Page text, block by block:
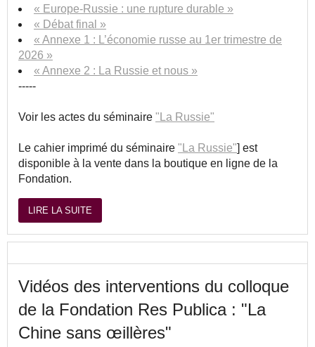
« Europe-Russie : une rupture durable »
« Débat final »
« Annexe 1 : L’économie russe au 1er trimestre de
2026 »
« Annexe 2 : La Russie et nous »
-----
Voir les actes du séminaire "La Russie"
Le cahier imprimé du séminaire "La Russie"] est
disponible à la vente dans la boutique en ligne de la
Fondation.
LIRE LA SUITE
Vidéos des interventions du colloque
de la Fondation Res Publica : "La
Chine sans œillères"